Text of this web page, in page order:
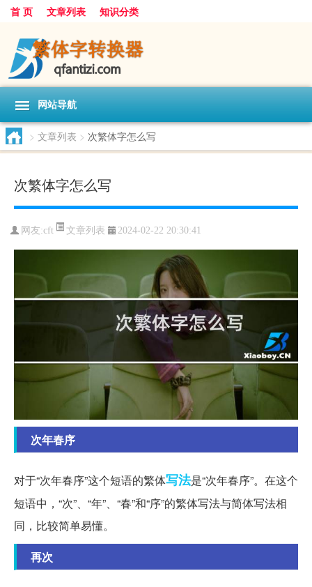
首 页 文章列表 知识分类
网站导航
> 文章列表 > 次繁体字怎么写
次繁体字怎么写
网友:cft 文章列表 2024-02-22 20:30:41
次年春序
对于“次年春序”这个短语的繁体写法是“次年春序”。在这个
短语中，“次”、“年”、“春”和“序”的繁体写法与简体写法相
同，比较简单易懂。
再次